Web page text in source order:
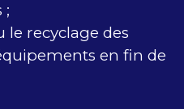
;
recyclage des
en fin de